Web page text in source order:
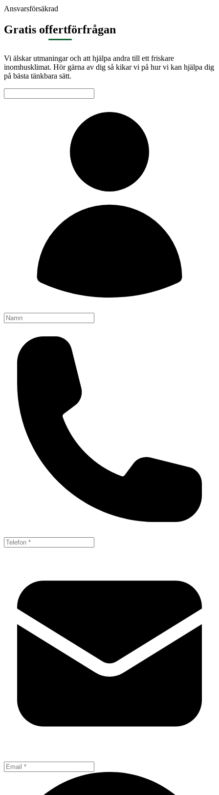
Ansvarsförsäkrad
Gratis offertförfrågan
Vi älskar utmaningar och att hjälpa andra till ett friskare
inomhusklimat. Hör gärna av dig så kikar vi på hur vi kan hjälpa dig
på bästa tänkbara sätt.